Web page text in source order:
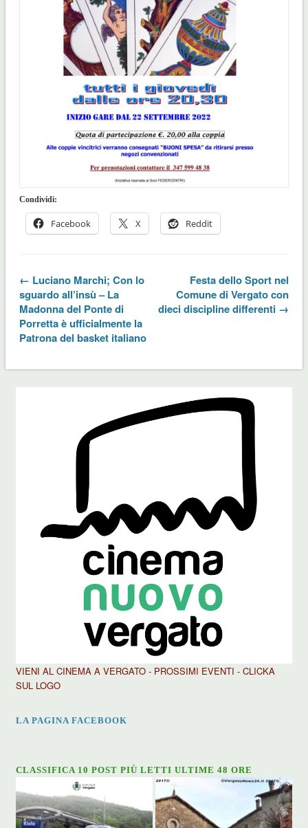
Condividi:
Facebook X Reddit
← Luciano Marchi; Con lo
sguardo all’insù – La
Madonna del Ponte di
Porretta è ufficialmente la
Patrona del basket italiano
Festa dello Sport nel
Comune di Vergato con
dieci discipline differenti →
VIENI AL CINEMA A VERGATO - PROSSIMI EVENTI - CLICKA
SUL LOGO
LA PAGINA FACEBOOK
CLASSIFICA 10 POST PIÙ LETTI ULTIME 48 ORE